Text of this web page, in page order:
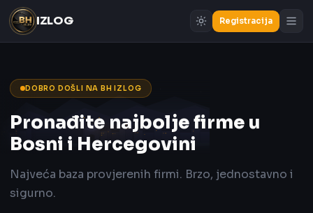
IZLOG Registracija
DOBRO DOŠLI NA BH IZLOG
Pronađite najbolje firme u
Bosni i Hercegovini
Najveća baza provjerenih firmi. Brzo, jednostavno i
sigurno.